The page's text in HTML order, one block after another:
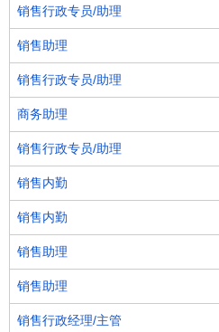
销售行政专员/助理
销售助理
销售行政专员/助理
商务助理
销售行政专员/助理
销售内勤
销售内勤
销售助理
销售助理
销售行政经理/主管